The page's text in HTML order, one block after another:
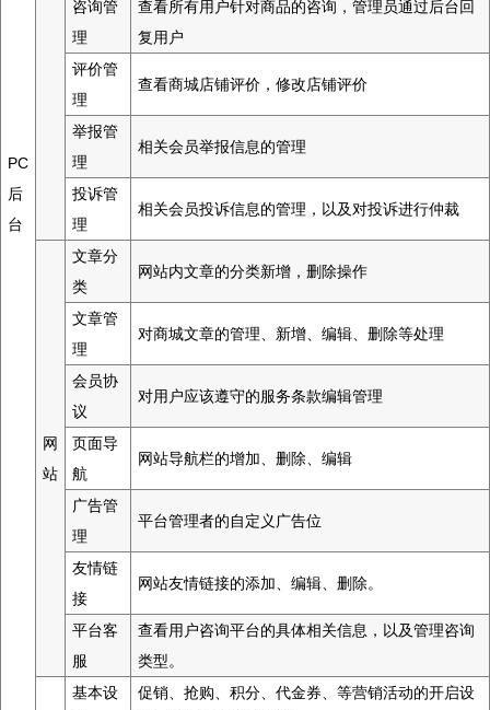
PC
后
台
咨询管
理
查看所有用户针对商品的咨询，管理员通过后台回
复用户
评价管
理
查看商城店铺评价，修改店铺评价
举报管
理
相关会员举报信息的管理
投诉管
理
相关会员投诉信息的管理，以及对投诉进行仲裁
网
站
文章分
类
网站内文章的分类新增，删除操作
文章管
理
对商城文章的管理、新增、编辑、删除等处理
会员协
议
对用户应该遵守的服务条款编辑管理
页面导
航
网站导航栏的增加、删除、编辑
广告管
理
平台管理者的自定义广告位
友情链
接
网站友情链接的添加、编辑、删除。
平台客
服
查看用户咨询平台的具体相关信息，以及管理咨询
类型。
基本设
促销、抢购、积分、代金券、等营销活动的开启设